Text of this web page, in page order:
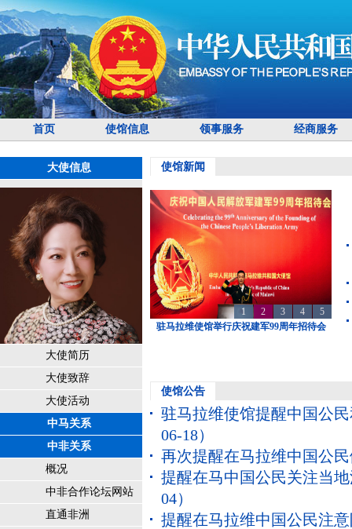
首页 使馆信息 领事服务 经商服务
大使信息
大使简历
大使致辞
大使活动
中马关系
中非关系
概况
中非合作论坛网站
直通非洲
使馆新闻
1 2 3 4
5
驻马拉维使馆举行庆祝建军99周年招待会
使馆公告
驻马拉维使馆提醒中国公
06-18）
再次提醒在马拉维中国公
提醒在马中国公民关注当
04）
提醒在马拉维中国公民注